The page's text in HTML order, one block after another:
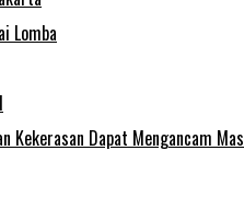
Lomba
Dapat Mengancam